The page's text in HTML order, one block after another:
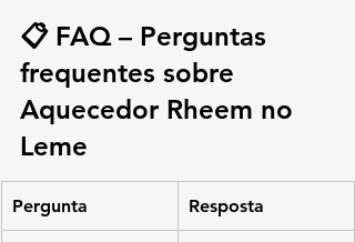
📋 FAQ – Perguntas
frequentes sobre
Aquecedor Rheem no
Leme
Pergunta Resposta